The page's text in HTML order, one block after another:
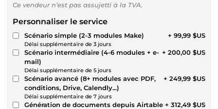
Ce vendeur n’est pas assujetti à la TVA.
Personnaliser le service
Scénario simple (2-3 modules Make)
Délai supplémentaire de 3 jours
+ 99,99 $US
Scénario intermédiaire (4-6 modules + e-
mail)
Délai supplémentaire de 5 jours
+ 200,00 $US
Scénario avancé (8+ modules avec PDF,
conditions, Drive, Calendly...)
Délai supplémentaire de 7 jours
+ 249,99 $US
Génération de documents depuis Airtable + 312,49 $US